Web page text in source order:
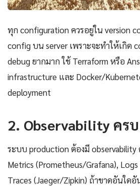
ทุก configuration ควรอยู่ใน version
config บน server เพราะจะทำให้เกิด
debug ยากมาก ใช้ Terraform หรือ
infrastructure และ Docker/
deployment
2. Observability คร
ระบบ production ต้องมี observability
Metrics (Prometheus/Grafana),
Traces (Jaeger/Zipkin) ถ้าขาดอันใด